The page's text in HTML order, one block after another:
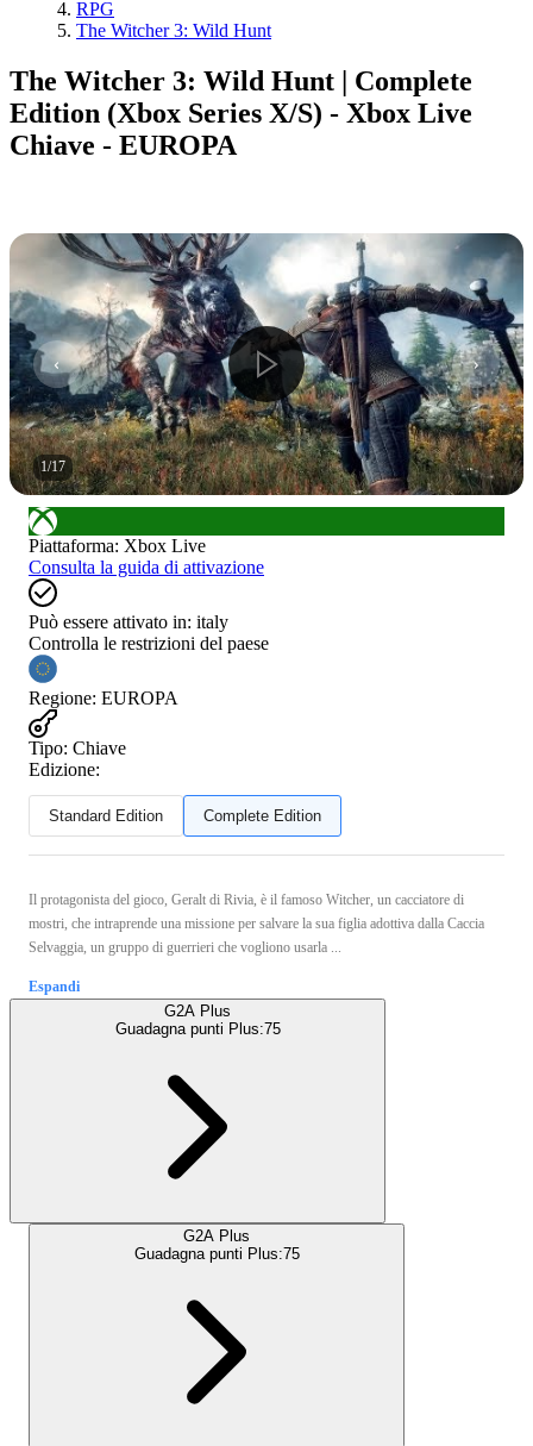
RPG
The Witcher 3: Wild Hunt
The Witcher 3: Wild Hunt | Complete
Edition (Xbox Series X/S) - Xbox Live
Chiave - EUROPA
1/17
Piattaforma: Xbox Live
Consulta la guida di attivazione
Può essere attivato in: italy
Controlla le restrizioni del paese
Regione: EUROPA
Tipo: Chiave
Edizione:
Standard Edition Complete Edition
Il protagonista del gioco, Geralt di Rivia, è il famoso Witcher, un cacciatore di
mostri, che intraprende una missione per salvare la sua figlia adottiva dalla Caccia
Selvaggia, un gruppo di guerrieri che vogliono usarla ...
Espandi
G2A Plus
Guadagna punti Plus:75
G2A Plus
Guadagna punti Plus:75